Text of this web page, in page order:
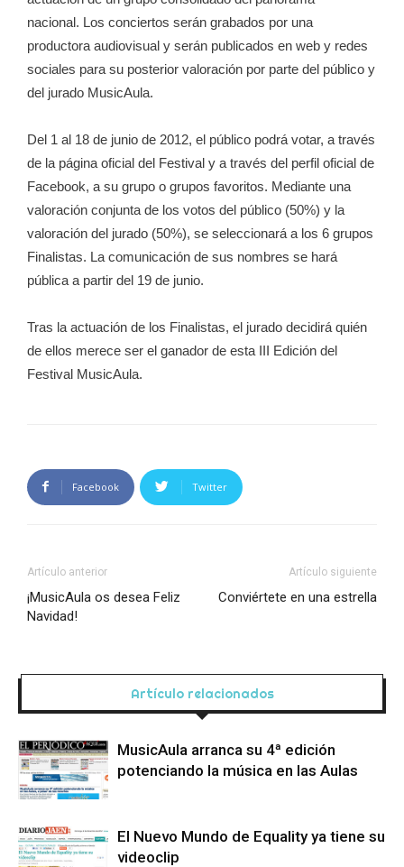
nacional. Los conciertos serán grabados por una
productora audiovisual y serán publicados en web y redes
sociales para su posterior valoración por parte del público y
del jurado MusicAula.
Del 1 al 18 de junio de 2012, el público podrá votar, a través
de la página oficial del Festival y a través del perfil oficial de
Facebook, a su grupo o grupos favoritos. Mediante una
valoración conjunta de los votos del público (50%) y la
valoración del jurado (50%), se seleccionará a los 6 grupos
Finalistas. La comunicación de sus nombres se hará
pública a partir del 19 de junio.
Tras la actuación de los Finalistas, el jurado decidirá quién
de ellos merece ser el ganador de esta III Edición del
Festival MusicAula.
Facebook Twitter
Artículo anterior
¡MusicAula os desea Feliz
Navidad!
Artículo siguiente
Conviértete en una estrella
Artículo relacionados
MusicAula arranca su 4ª edición
potenciando la música en las Aulas
El Nuevo Mundo de Equality ya tiene su
videoclip